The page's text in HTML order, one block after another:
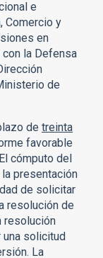
e
Comercio y
en
la Defensa
de
de treinta
favorable
cómputo del
presentación
de solicitar
resolución de
resolución
una solicitud
La